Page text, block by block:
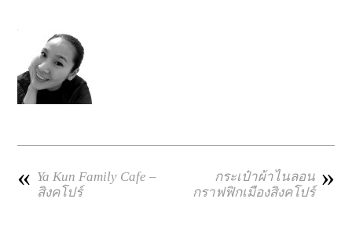
« Ya Kun Family Cafe –
สิงคโปร์
»
กระเป๋าผ้าไนลอน
กราฟฟิกเมืองสิงคโปร์